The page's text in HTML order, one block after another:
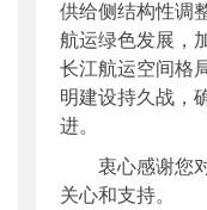
供给侧结构性调
航运绿色发展，
长江航运空间格
明建设持久战，
进。
衷心感谢您
关心和支持。